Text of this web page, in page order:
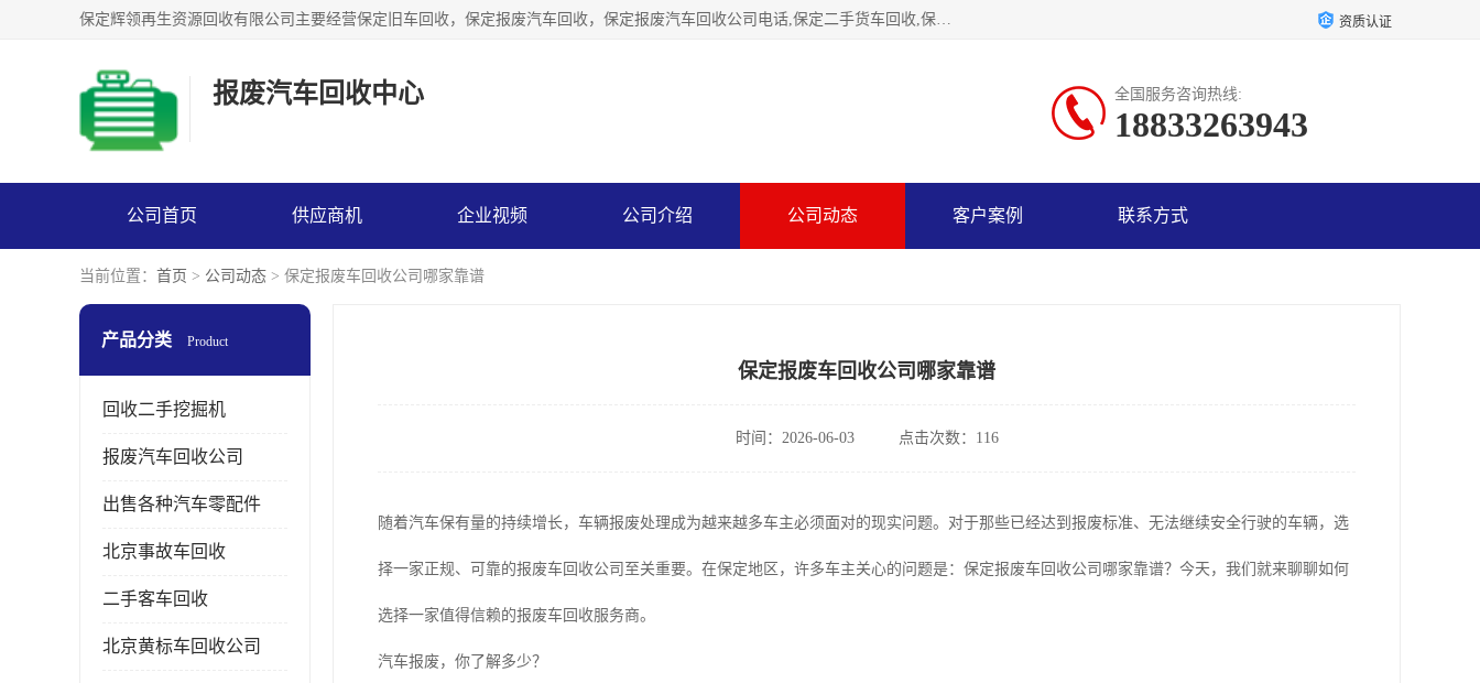
保定辉领再生资源回收有限公司主要经营保定旧车回收，保定报废汽车回收，保定报废汽车回收公司电话,保定二手货车回收,保定黄标车回收, 保定黄标车回收，保定哪里收报废车，保定废旧汽车回收，保定汽车报废手续办理，保定汽车解体厂。将通过采取区域限行促进淘汰、经济补助激励新、加大上路*法处罚、加强达标排放监管等综合措施，对老旧机动车逐步实行末位淘汰，加快老旧机动车淘汰新 资质认证
报废汽车回收中心 全国服务咨询热线:
18833263943
公司首页 供应商机 企业视频 公司介绍 公司动态 客户案例 联系方式
当前位置： 首页 > 公司动态 > 保定报废车回收公司哪家靠谱
产品分类 Product
回收二手挖掘机
报废汽车回收公司
出售各种汽车零配件
北京事故车回收
二手客车回收
北京黄标车回收公司
保定报废车回收公司哪家靠谱
时间：2026-06-03 点击次数：116
随着汽车保有量的持续增长，车辆报废处理成为越来越多车主必须面对的现实问题。对于那些已经达到报废标准、无法继续安全行驶的车辆，选
择一家正规、可靠的报废车回收公司至关重要。在保定地区，许多车主关心的问题是：保定报废车回收公司哪家靠谱？今天，我们就来聊聊如何
选择一家值得信赖的报废车回收服务商。
汽车报废，你了解多少？